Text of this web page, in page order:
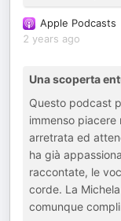
Apple Podcasts
2 years ago
Una scoperta
Questo podcast
immenso
arretrata ed
ha già
raccontate, le
corde. La
comunque